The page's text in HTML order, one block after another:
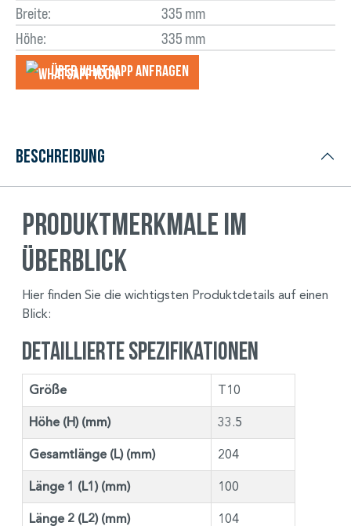
Breite:
335 mm
Höhe:
335 mm
Über WhatsApp anfragеn
Beschreibung
Produktmerkmale im
Überblick
Hier finden Sie die wichtigsten Produktdetails auf einen
Blick:
Detaillierte Spezifikationen
Größe T10
Höhe (H) (mm) 33.5
Gesamtlänge (L) (mm) 204
Länge 1 (L1) (mm) 100
Länge 2 (L2) (mm) 104